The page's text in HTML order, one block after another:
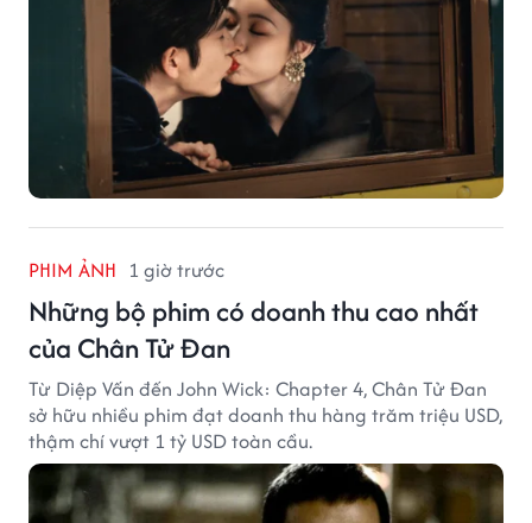
PHIM ẢNH 1 giờ trước
Những bộ phim có doanh thu cao nhất
của Chân Tử Đan
Từ Diệp Vấn đến John Wick: Chapter 4, Chân Tử Đan
sở hữu nhiều phim đạt doanh thu hàng trăm triệu USD,
thậm chí vượt 1 tỷ USD toàn cầu.